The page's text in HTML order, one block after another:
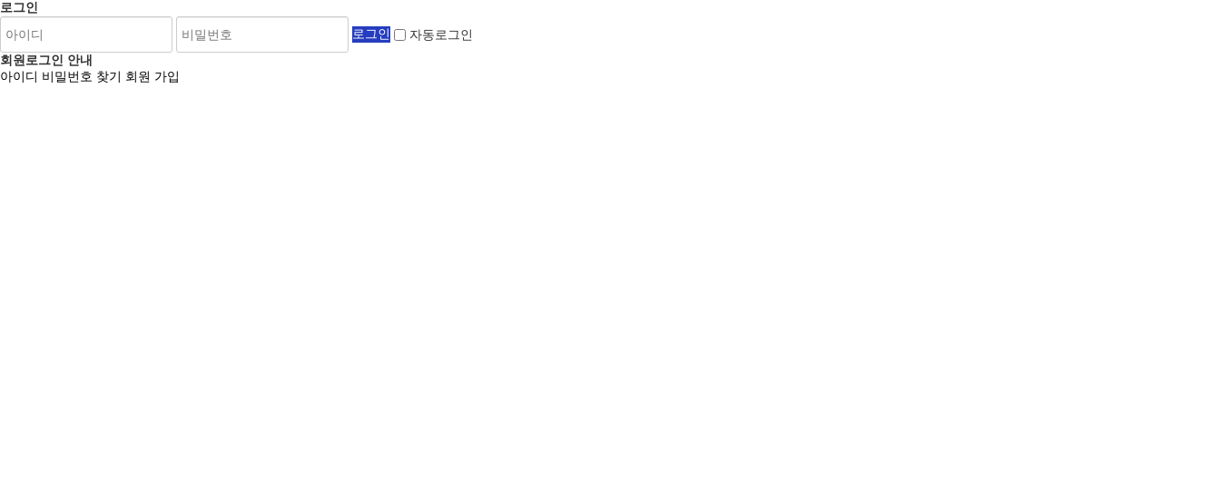
로그인
자동로그인
회원로그인 안내
아이디 비밀번호 찾기 회원 가입